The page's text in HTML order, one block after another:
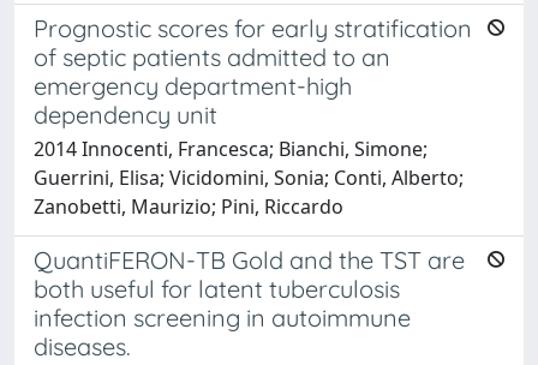
Prognostic scores for early stratification
of septic patients admitted to an
emergency department-high
dependency unit
2014 Innocenti, Francesca; Bianchi, Simone;
Guerrini, Elisa; Vicidomini, Sonia; Conti, Alberto;
Zanobetti, Maurizio; Pini, Riccardo
QuantiFERON-TB Gold and the TST are
both useful for latent tuberculosis
infection screening in autoimmune
diseases.